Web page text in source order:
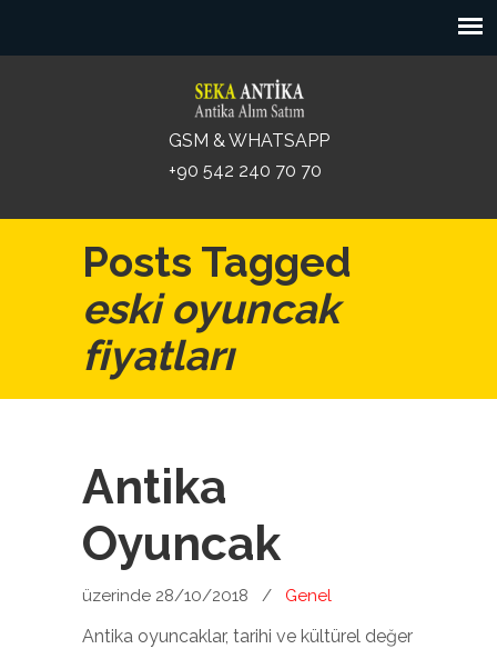
GSM & WHATSAPP
+90 542 240 70 70
Posts Tagged
eski oyuncak
fiyatları
Antika
Oyuncak
üzerinde 28/10/2018 / Genel
Antika oyuncaklar, tarihi ve kültürel değer